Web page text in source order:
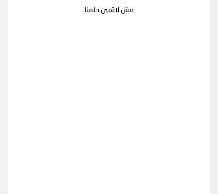
مش لاقيين حلمنا